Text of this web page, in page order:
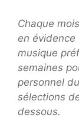
Chaque
en
musique
semaines
personnel
sélections
dessous.